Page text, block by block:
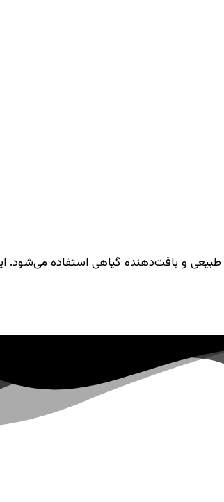
و بافت‌دهنده گیاهی استفاده می‌شود.